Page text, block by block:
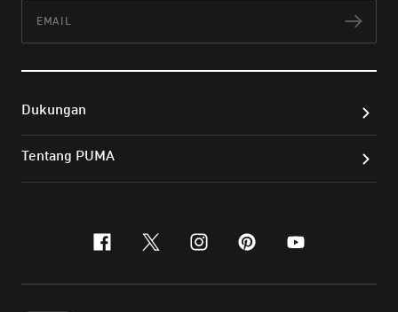
Dukungan
Tentang PUMA
facebook
x-twitter
instagram
pinterest
youtube